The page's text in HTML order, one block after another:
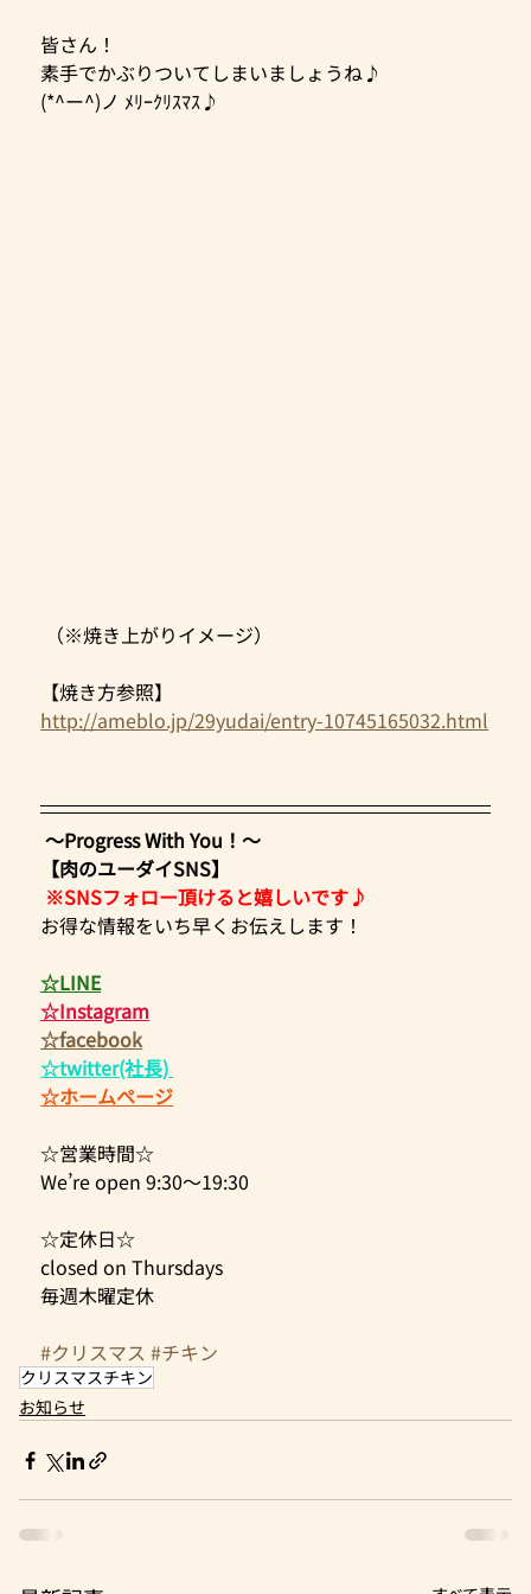
皆さん！
素手でかぶりついてしまいましょうね♪
(*^ー^)ノ ﾒﾘｰｸﾘｽﾏｽ♪
（※焼き上がりイメージ）
【焼き方参照】
http://ameblo.jp/29yudai/entry-10745165032.html
～Progress With You！～
【肉のユーダイSNS】
※SNSフォロー頂けると嬉しいです♪
お得な情報をいち早くお伝えします！
☆LINE
☆Instagram
☆facebook
☆twitter(社長)​
☆ホームページ
☆営業時間☆
We’re open 9:30～19:30
☆定休日☆
closed on Thursdays
毎週木曜定休
#クリスマス #チキン
クリスマスチキン
お知らせ